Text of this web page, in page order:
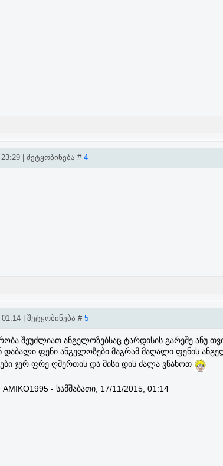
| შეტყობინება # 4
| შეტყობინება #5
შეუძლიათ ანგელოზებსაც ტარდისის გარეშე ანუ
დაბალი ფენი ანგელოზები მაგრამ მაღალი ფენის
ჯერ ფრე ღმერთის და მისი დის ძალა ვნახოთ
AMIKO1995- სამშაბათი, 17/11/2015, 01:14